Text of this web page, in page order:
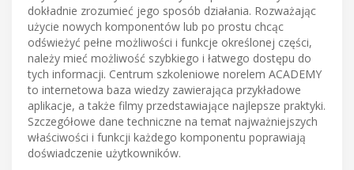
dokładnie zrozumieć jego sposób działania. Rozważając
użycie nowych komponentów lub po prostu chcąc
odświeżyć pełne możliwości i funkcje określonej części,
należy mieć możliwość szybkiego i łatwego dostępu do
tych informacji. Centrum szkoleniowe norelem ACADEMY
to internetowa baza wiedzy zawierająca przykładowe
aplikacje, a także filmy przedstawiające najlepsze praktyki.
Szczegółowe dane techniczne na temat najważniejszych
właściwości i funkcji każdego komponentu poprawiają
doświadczenie użytkowników.